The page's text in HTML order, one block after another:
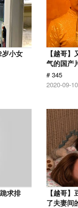
岁小女
【越哥
气的国产
# 345
2020-09-
求排
【越哥
了夫妻间